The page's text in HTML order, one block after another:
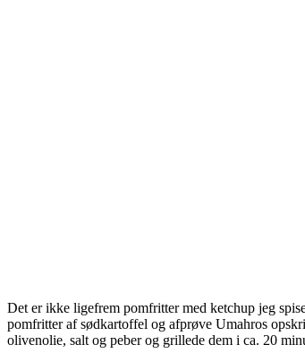
Det er ikke ligefrem pomfritter med ketchup jeg
pomfritter af sødkartoffel og afprøve Umahros
olivenolie, salt og peber og grillede dem i ca. 20